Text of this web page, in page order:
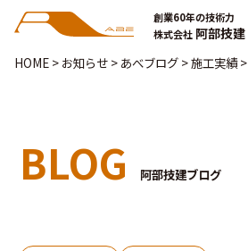
創業60年の技術力
株式会社 阿部技建
HOME> お知らせ> あべブログ>施工実績>
BLOG 阿部技建ブログ